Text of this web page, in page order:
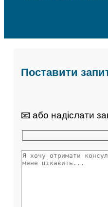
Поставити
📧 або надіслати